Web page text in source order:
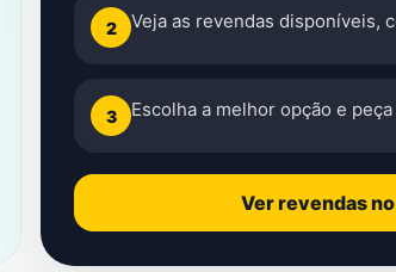
2 Veja as revendas disponíveis,
3 Escolha a melhor opção e
Ver revendas